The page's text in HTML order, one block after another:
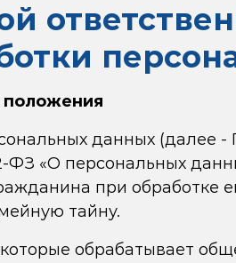
данных (далее -
ФЗ «О персональных
при обработке
тайну.
обрабатывает